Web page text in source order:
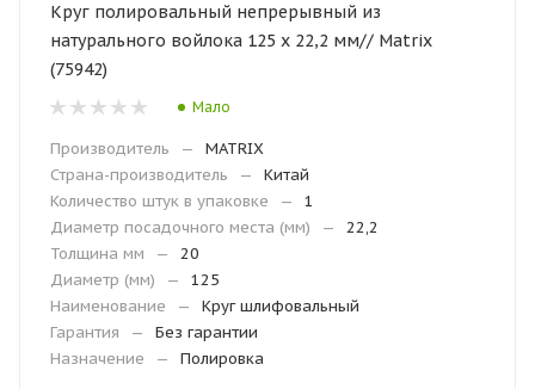
Круг полировальный непрерывный из
натурального войлока 125 х 22,2 мм// Matrix
(75942)
Мало
Производитель —
MATRIX
Страна-производитель
—
Китай
Количество штук в упаковке
—
1
Диаметр посадочного места (мм)
—
22,2
Толщина мм
—
20
Диаметр (мм)
—
125
Наименование
—
Круг шлифовальный
Гарантия
—
Без гарантии
Назначение
— Полировка